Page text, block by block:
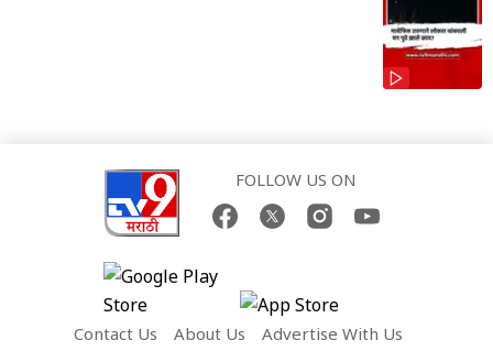
FOLLOW US ON
Contact Us About Us
Advertise With Us